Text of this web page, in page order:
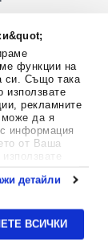
функции на
си. Също така
използвате
рекламните
може да я
информация
от Ваша
детайли
ВСИЧКИ
за
заболявания.
кърмите,
проблеми,
Непрекъснато се
Ако
моля свържете
• Website by